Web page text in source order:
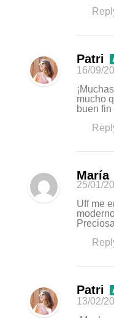
Patri
16/09/
mucho
buen
María
25/01/
Uff me
Patri
13/02/